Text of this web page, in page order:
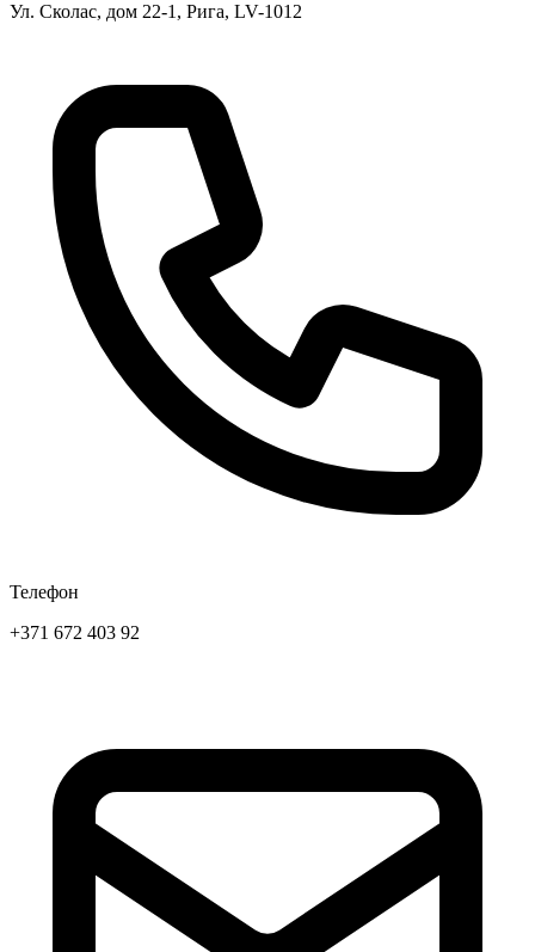
Ул. Сколас, дом 22-1, Рига, LV-1012
Телефон
+371 672 403 92